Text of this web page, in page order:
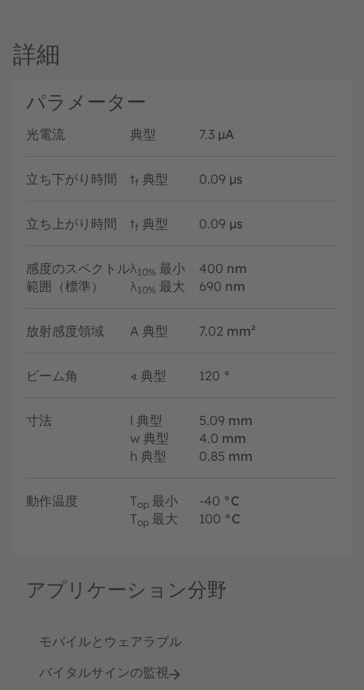
詳細
パラメーター
光電流 典型 7.3 µA
立ち下がり時間 tf 典型 0.09 µs
立ち上がり時間 tf 典型 0.09 µs
感度のスペクトル
範囲（標準）
λ10% 最小 400 nm
λ10% 最大 690 nm
放射感度領域 A 典型 7.02 mm²
ビーム角 ∢ 典型 120 °
寸法 l 典型 5.09 mm
w 典型 4.0 mm
h 典型 0.85 mm
動作温度 Top 最小 -40 °C
Top 最大 100 °C
アプリケーション分野
モバイルとウェアラブル
バイタルサインの監視